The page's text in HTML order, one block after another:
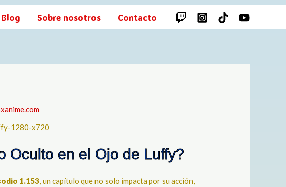
Blog Sobre nosotros Contacto
Oculto en el Ojo de Luffy?
1.153, un capítulo que no solo impacta por su acción,